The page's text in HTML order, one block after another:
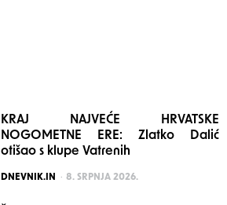
KRAJ NAJVEĆE HRVATSKE
NOGOMETNE ERE: Zlatko Dalić
otišao s klupe Vatrenih
POSTED
DNEVNIK.IN 8. SRPNJA 2026.